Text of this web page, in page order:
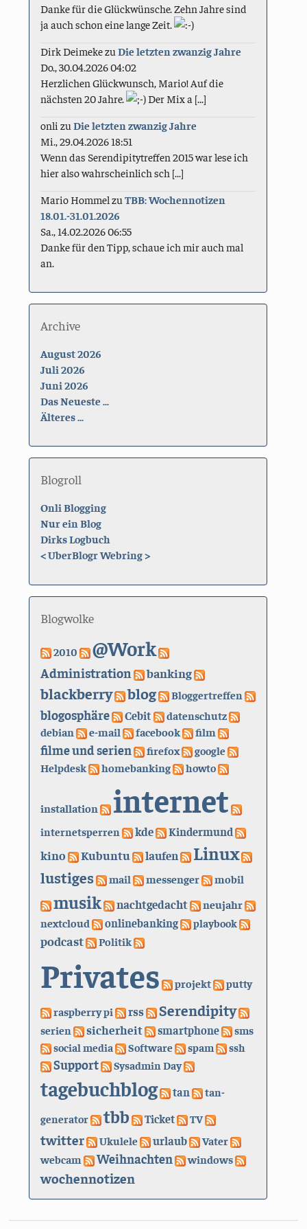
Danke für die Glückwünsche. Zehn Jahre sind
ja auch schon eine lange Zeit.
Dirk DeimekezuDie letzten zwanzig Jahre
Do., 30.04.2026 04:02
Herzlichen Glückwunsch, Mario! Auf die
nächsten 20 Jahre.
Der Mix a [...]
onli zuDie letzten zwanzig Jahre
Mi., 29.04.2026 18:51
Wenn das Serendipitytreffen 2015 war lese ich
hier also wahrscheinlich sch [...]
Mario Hommel zuTBB: Wochennotizen
18.01.-31.01.2026
Sa., 14.02.2026 06:55
Danke für den Tipp, schaue ich mir auch mal
an.
Archive
August 2026
Juli 2026
Juni 2026
Das Neueste ...
Älteres ...
Blogroll
Onli Blogging
Nur ein Blog
Dirks Logbuch
<UberBlogr Webring>
Blogwolke
2010 @Work
Administration banking
blackberry blog Bloggertreffen
blogosphäre Cebit datenschutz
debian e-mail facebook film
filme und serien firefox
google
Helpdesk
homebanking howto
installation internet
internetsperren kde Kindermund
kino Kubuntu laufen Linux
lustiges mail messenger mobil
musik nachtgedacht neujahr
nextcloud onlinebanking playbook
podcast Politik
Privates projekt putty
raspberry pi rss Serendipity
serien sicherheit smartphone
sms
social media
Software spam ssh
Support Sysadmin Day
tagebuchblog tan
tan-
generator
tbb Ticket TV
twitter Ukulele urlaub
Vater
webcam
Weihnachten windows
wochennotizen